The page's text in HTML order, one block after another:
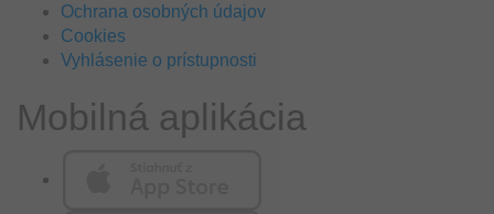
Ochrana osobných údajov
Cookies
Vyhlásenie o prístupnosti
Mobilná aplikácia